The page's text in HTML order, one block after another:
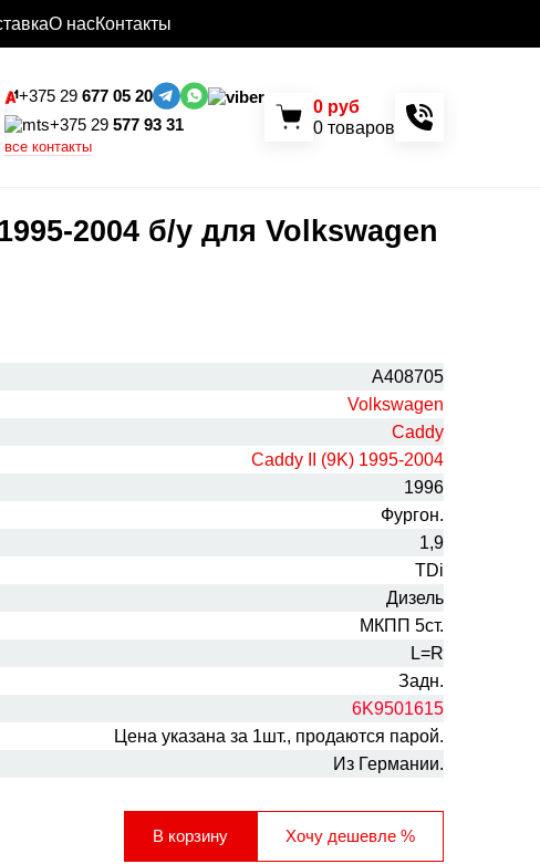
О насКонтакты
+375 29 677 05 20
+375 29 577 93 31
все контакты
0 руб
0 товаров
2004 б/у для Volkswagen
A408705
Volkswagen
Caddy
Caddy II (9K) 1995-2004
1996
Фургон.
1,9
TDi
Дизель
МКПП 5ст.
L=R
Задн.
6K9501615
Цена указана за 1шт., продаются парой.
Из Германии.
В корзину Хочу дешевле %